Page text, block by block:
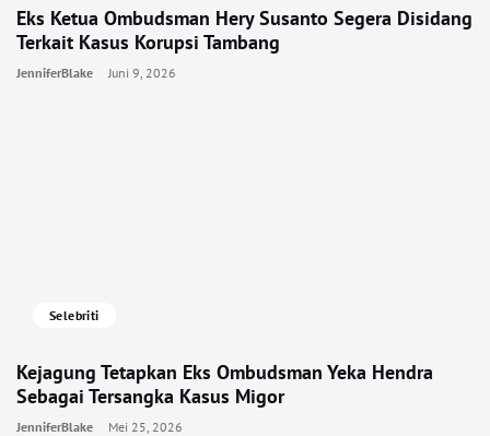
Eks Ketua Ombudsman Hery Susanto Segera Disidang
Terkait Kasus Korupsi Tambang
JenniferBlake Juni 9, 2026
Selebriti
Kejagung Tetapkan Eks Ombudsman Yeka Hendra
Sebagai Tersangka Kasus Migor
JenniferBlake Mei 25, 2026